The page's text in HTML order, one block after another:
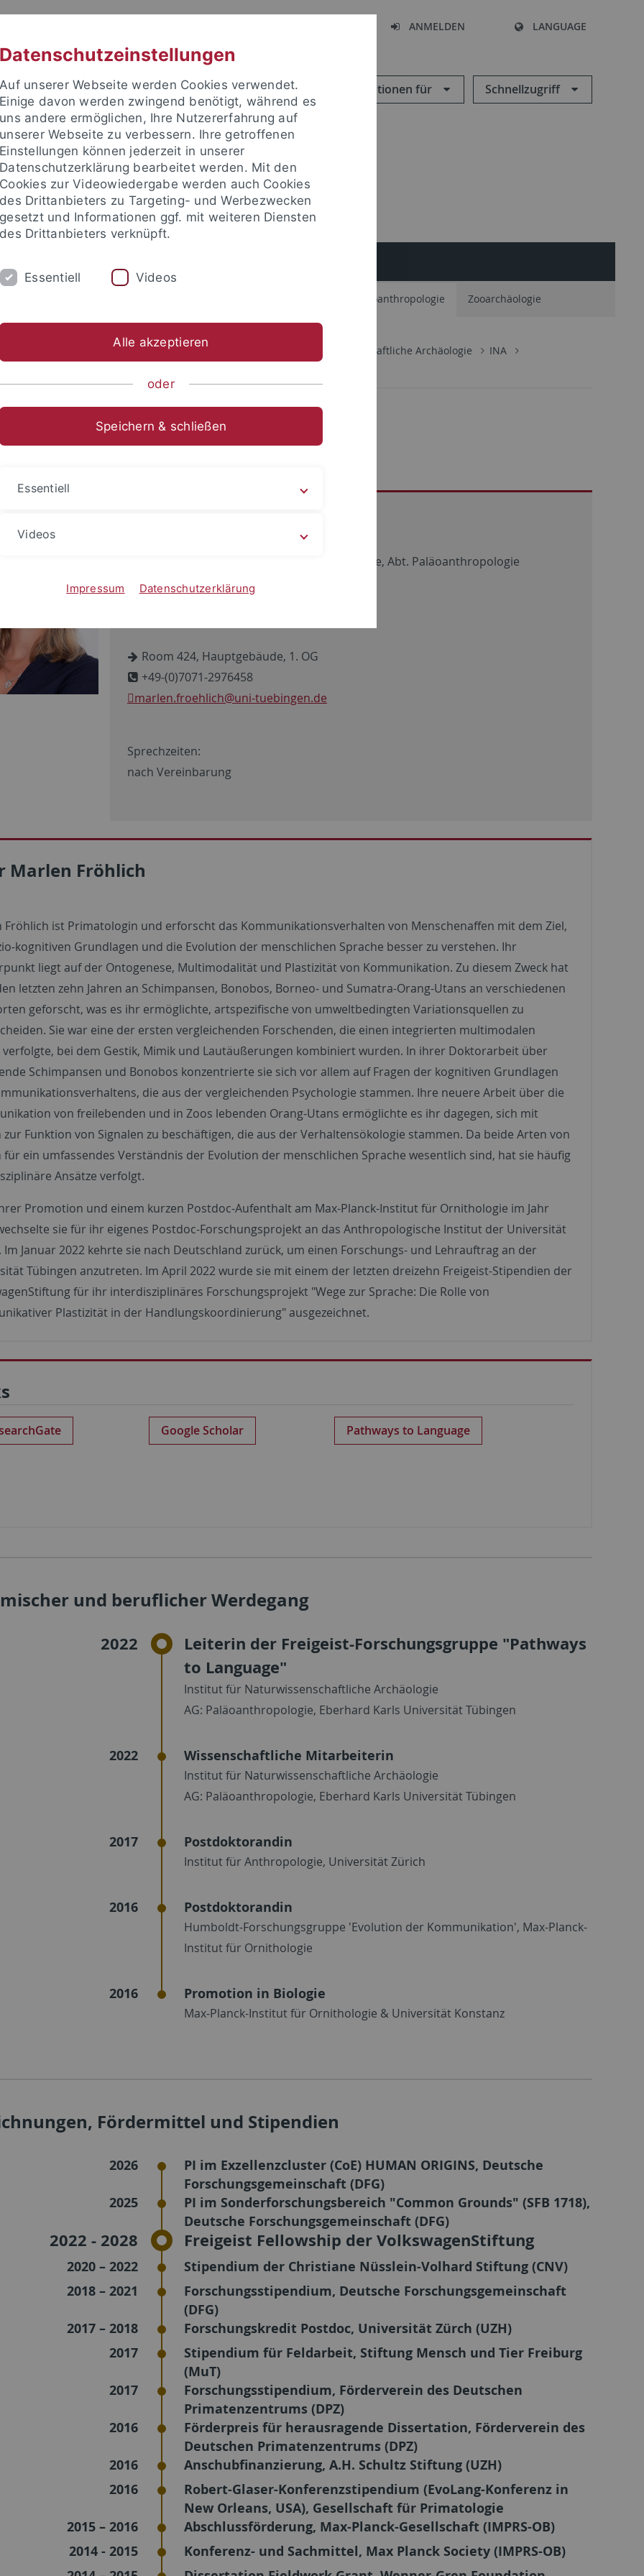
ANMELDEN LANGUAGE
Informationen für Schnellzugriff
Paläoanthropologie Zooarchäologie
Naturwissenschaftliche Fakultät ... Urgeschichte & Naturwissenschaftliche Archäologie
INA
Fröhlich
Institut für Naturwissenschaftliche Archäologie, Abt. Paläoanthropologie
Rümelinstr. 23
Room 424, Hauptgebäude, 1. OG
+49-(0)7071-2976458
marlen.froehlich@uni-tuebingen.de
Sprechzeiten:
nach Vereinbarung
Marlen Fröhlich
Fröhlich ist Primatologin und erforscht das Kommunikationsverhalten von Menschenaffen mit dem Ziel,
kognitiven Grundlagen und die Evolution der menschlichen Sprache besser zu verstehen. Ihr
liegt auf der Ontogenese, Multimodalität und Plastizität von Kommunikation. Zu diesem Zweck hat
letzten zehn Jahren an Schimpansen, Bonobos, Borneo- und Sumatra-Orang-Utans an verschiedenen
geforscht, was es ihr ermöglichte, artspezifische von umweltbedingten Variationsquellen zu
Sie war eine der ersten vergleichenden Forschenden, die einen integrierten multimodalen
verfolgte, bei dem Gestik, Mimik und Lautäußerungen kombiniert wurden. In ihrer Doktorarbeit über
Schimpansen und Bonobos konzentrierte sie sich vor allem auf Fragen der kognitiven Grundlagen
die aus der vergleichenden Psychologie stammen. Ihre neuere Arbeit über die
von freilebenden und in Zoos lebenden Orang-Utans ermöglichte es ihr dagegen, sich mit
zur Funktion von Signalen zu beschäftigen, die aus der Verhaltensökologie stammen. Da beide Arten von
für ein umfassendes Verständnis der Evolution der menschlichen Sprache wesentlich sind, hat sie häufig
Ansätze verfolgt.
Promotion und einem kurzen Postdoc-Aufenthalt am Max-Planck-Institut für Ornithologie im Jahr
sie für ihr eigenes Postdoc-Forschungsprojekt an das Anthropologische Institut der Universität
Im Januar 2022 kehrte sie nach Deutschland zurück, um einen Forschungs- und Lehrauftrag an der
Tübingen anzutreten. Im April 2022 wurde sie mit einem der letzten dreizehn Freigeist-Stipendien der
für ihr interdisziplinäres Forschungsprojekt "Wege zur Sprache: Die Rolle von
Plastizität in der Handlungskoordinierung" ausgezeichnet.
Google Scholar Pathways to Language
und beruflicher Werdegang
2022
Leiterin der Freigeist-Forschungsgruppe "Pathways
to Language"
Institut für Naturwissenschaftliche Archäologie
AG: Paläoanthropologie, Eberhard Karls Universität Tübingen
2022 Wissenschaftliche Mitarbeiterin
Institut für Naturwissenschaftliche Archäologie
AG: Paläoanthropologie, Eberhard Karls Universität Tübingen
2017 Postdoktorandin
Institut für Anthropologie, Universität Zürich
2016 Postdoktorandin
Humboldt-Forschungsgruppe 'Evolution der Kommunikation', Max-Planck-
Institut für Ornithologie
2016 Promotion in Biologie
Max-Planck-Institut für Ornithologie & Universität Konstanz
Fördermittel und Stipendien
2026
PI im Exzellenzcluster (CoE) HUMAN ORIGINS, Deutsche
Forschungsgemeinschaft (DFG)
2025
PI im Sonderforschungsbereich "Common Grounds" (SFB 1718),
Deutsche Forschungsgemeinschaft (DFG)
2022 - 2028 Freigeist Fellowship der VolkswagenStiftung
2020 – 2022
Stipendium der Christiane Nüsslein-Volhard Stiftung (CNV)
2018 – 2021
Forschungsstipendium, Deutsche Forschungsgemeinschaft
(DFG)
2017 – 2018
Forschungskredit Postdoc, Universität Zürch (UZH)
2017
Stipendium für Feldarbeit, Stiftung Mensch und Tier Freiburg
(MuT)
2017
Forschungsstipendium, Förderverein des Deutschen
Primatenzentrums (DPZ)
2016
Förderpreis für herausragende Dissertation, Förderverein des
Deutschen Primatenzentrums (DPZ)
2016
Anschubfinanzierung, A.H. Schultz Stiftung (UZH)
2016
Robert-Glaser-Konferenzstipendium (EvoLang-Konferenz in
New Orleans, USA), Gesellschaft für Primatologie
2015 – 2016
Abschlussförderung, Max-Planck-Gesellschaft (IMPRS-OB)
2014 - 2015
Konferenz- und Sachmittel, Max Planck Society (IMPRS-OB)
Datenschutzeinstellungen
Auf unserer Webseite werden Cookies verwendet.
Einige davon werden zwingend benötigt, während es
uns andere ermöglichen, Ihre Nutzererfahrung auf
unserer Webseite zu verbessern. Ihre getroffenen
Einstellungen können jederzeit in unserer
Datenschutzerklärung bearbeitet werden. Mit den
Cookies zur Videowiedergabe werden auch Cookies
des Drittanbieters zu Targeting- und Werbezwecken
gesetzt und Informationen ggf. mit weiteren Diensten
des Drittanbieters verknüpft.
Essentiell Videos
Alle akzeptieren
oder
Speichern & schließen
Essentiell
Videos
Impressum Datenschutzerklärung